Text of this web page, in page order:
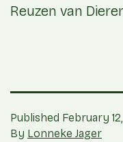
Reuzen van
Published February
By Lonneke Jager